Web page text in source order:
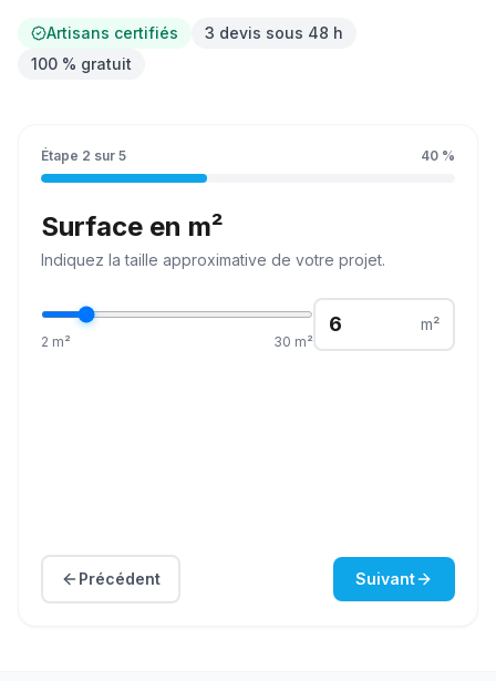
Artisans certifiés
3 devis sous 48 h
100 % gratuit
Étape 2 sur 5 40 %
Surface en m²
Indiquez lataille approximative de votre projet.
2 m² 30 m²
m²
Précédent Suivant